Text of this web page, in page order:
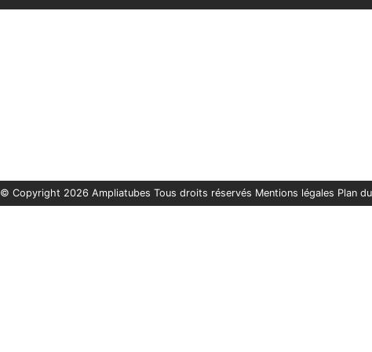
© Copyright 2026 Ampliatubes Tous droits réservés Mentions légales Plan